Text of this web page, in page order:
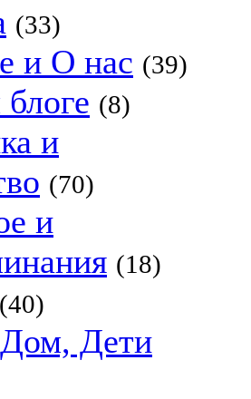
(33)
и О нас (39)
(8)
и
(70)
и
(18)
(40)
Дети